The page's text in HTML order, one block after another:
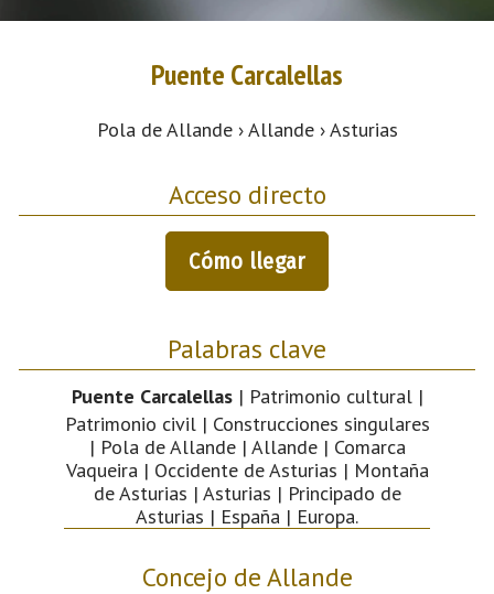
Puente Carcalellas
Pola de Allande › Allande › Asturias
Acceso directo
Cómo llegar
Palabras clave
Puente Carcalellas| Patrimonio cultural |
Patrimonio civil | Construcciones singulares
| Pola de Allande | Allande | Comarca
Vaqueira | Occidente de Asturias | Montaña
de Asturias | Asturias | Principado de
Asturias | España | Europa.
Concejo de Allande